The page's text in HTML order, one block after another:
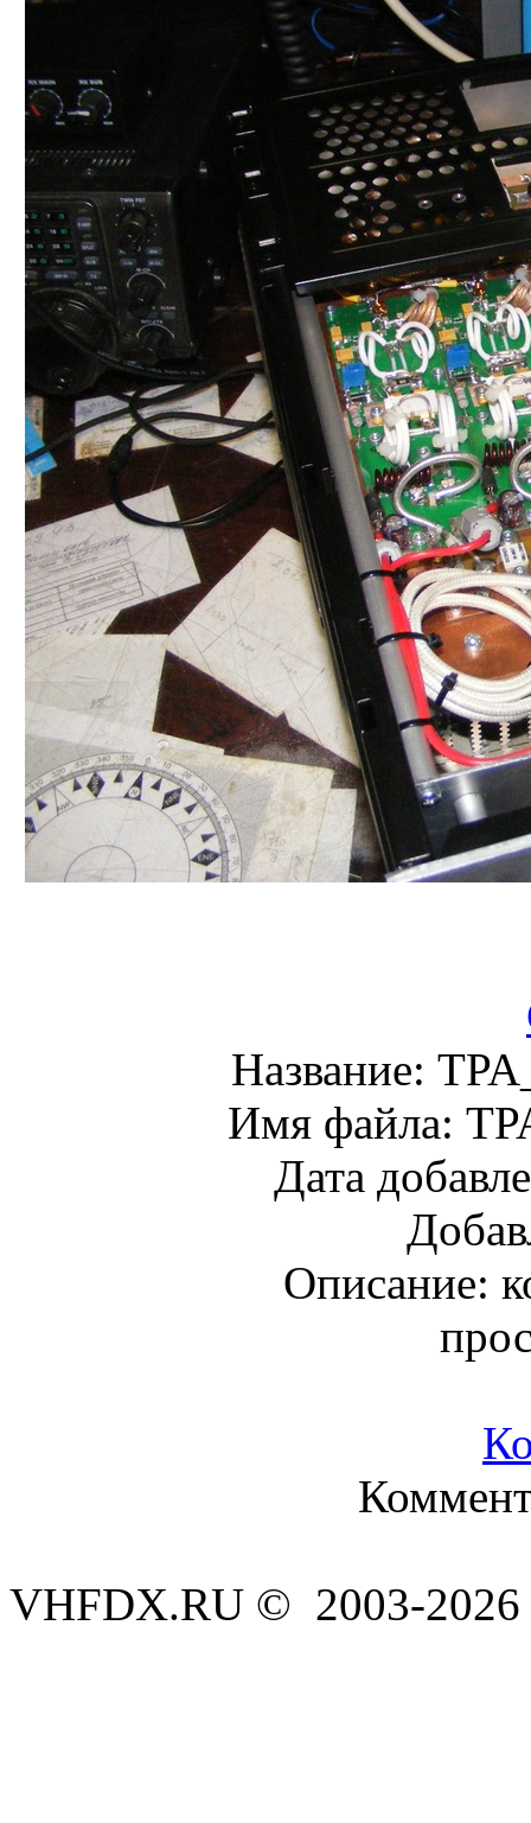
Название:
Имя файла:
Дата
Описание:
VHFDX.RU © 2003-2026